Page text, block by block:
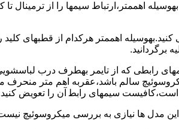
اهممتر،ارﺗﺒﺎط سیمها را از ﺗﺮﻣﯿﻨﺎل
کنید.بهوسیله اهممتر هرکدام از قطبهای
برگردانید.
راﺑﻄﯽ ﮐﻪ از ﺗﺎﯾﻤﺮ بهطرف درب
ﺳﺎﻟﻢ ﺑﺎﺷﺪ،ﻋﻘﺮﺑﻪ اهم متر
اﺳﺖ،ﮐﺎﻓﯿﺴﺖ سیمهای راﺑﻄ آن را ﺗﻌﻮﯾﺾ
مدل ها ﻧﯿﺎزی ﺑﻪ بررسی ﻣﯿﮑﺮوﺳﻮﺋﯿﭻ